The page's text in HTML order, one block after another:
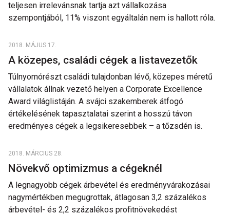
teljesen irrelevánsnak tartja azt vállalkozása
szempontjából, 11% viszont egyáltalán nem is hallott róla.
2018. MÁJUS 17.
A közepes, családi cégek a listavezetők
Túlnyomórészt családi tulajdonban lévő, közepes méretű
vállalatok állnak vezető helyen a Corporate Excellence
Award világlistáján. A svájci szakemberek átfogó
értékelésének tapasztalatai szerint a hosszú távon
eredményes cégek a legsikeresebbek – a tőzsdén is.
2018. MÁRCIUS 28.
Növekvő optimizmus a cégeknél
A legnagyobb cégek árbevétel és eredményvárakozásai
nagymértékben megugrottak, átlagosan 3,2 százalékos
árbevétel- és 2,2 százalékos profitnövekedést